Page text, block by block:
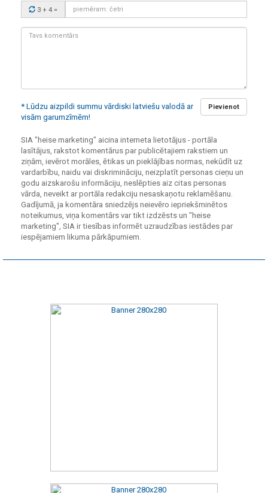
Drošības
kods:
3 + 4 =
Tavs
Pievienot
* Lūdzu aizpildi summu vārdiski latviešu valodā ar
visām garumzīmēm!
SIA "heise marketing" aicina interneta lietotājus - portāla
lasītājus, rakstot komentārus par publicētajiem rakstiem un
ziņām, ievērot morāles, ētikas un pieklājības normas, nekūdīt uz
vardarbību, naidu vai diskrimināciju, neizplatīt personas cieņu un
godu aizskarošu informāciju, neslēpties aiz citas personas
vārda, neveikt ar portāla redakciju nesaskaņotu reklamēšanu.
Gadījumā, ja komentāra sniedzējs neievēro iepriekšminētos
noteikumus, viņa komentārs var tikt izdzēsts un "heise
marketing", SIA ir tiesības informēt uzraudzības iestādes par
iespējamiem likuma pārkāpumiem.